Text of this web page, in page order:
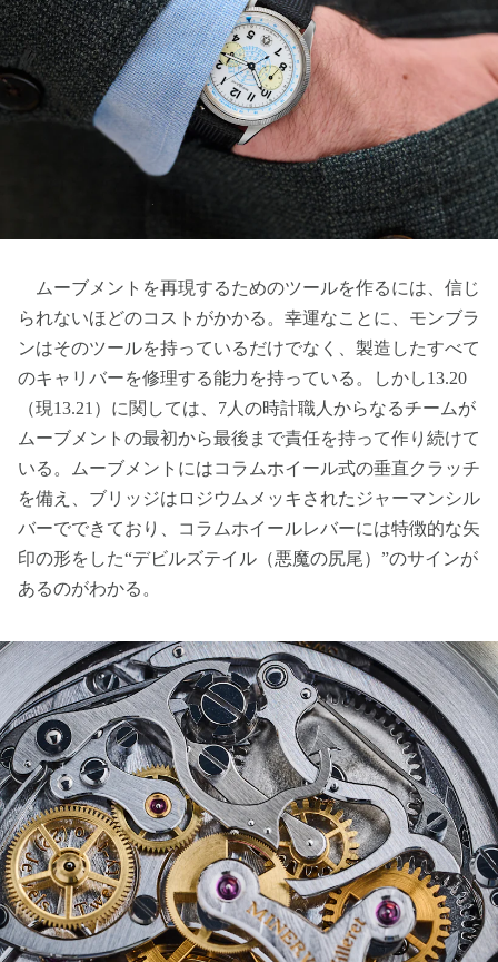
ムーブメントを再現するためのツールを作るには、信じ
られないほどのコストがかかる。幸運なことに、モンブラ
ンはそのツールを持っているだけでなく、製造したすべて
のキャリバーを修理する能力を持っている。しかし13.20
（現13.21）に関しては、7人の時計職人からなるチームが
ムーブメントの最初から最後まで責任を持って作り続けて
いる。ムーブメントにはコラムホイール式の垂直クラッチ
を備え、ブリッジはロジウムメッキされたジャーマンシル
バーでできており、コラムホイールレバーには特徴的な矢
印の形をした“デビルズテイル（悪魔の尻尾）”のサインが
あるのがわかる。